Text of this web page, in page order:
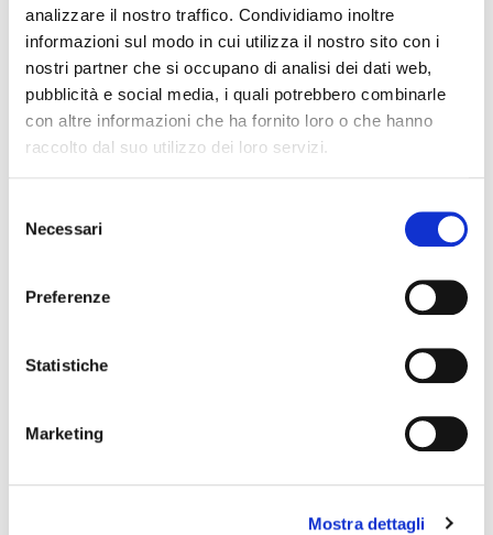
analizzare il nostro traffico. Condividiamo inoltre
informazioni sul modo in cui utilizza il nostro sito con i
nostri partner che si occupano di analisi dei dati web,
pubblicità e social media, i quali potrebbero combinarle
con altre informazioni che ha fornito loro o che hanno
raccolto dal suo utilizzo dei loro servizi.
delNecessari
Preferenze
Statistiche
Marketing
Mostra dettagli
La scelta di investire sulla rivistaMeccanicain
concomitanza con 35.BI-MU ci permette di raggiungere i
di Montros Abrasivi srl come partner tecnologico chiave per
l'officina.
La rivista sarà distribuita ai visitatori della fiera e
consultabile online sui canali ufficiali.
LET’S ROUGH SOMETHING